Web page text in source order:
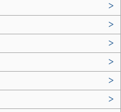
>
>
>
>
>
>